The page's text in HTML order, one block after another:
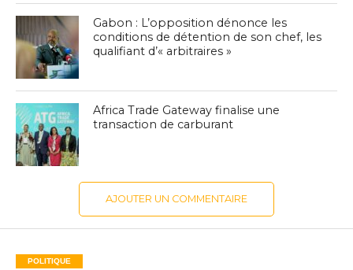
Gabon : L’opposition dénonce les
conditions de détention de son chef, les
qualifiant d’« arbitraires »
Africa Trade Gateway finalise une
transaction de carburant
AJOUTER UN COMMENTAIRE
POLITIQUE